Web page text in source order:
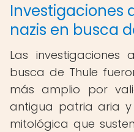
Investigaciones
nazis en busca
Las investigaciones
busca de Thule
más amplio por
antigua patria aria
mitológica que